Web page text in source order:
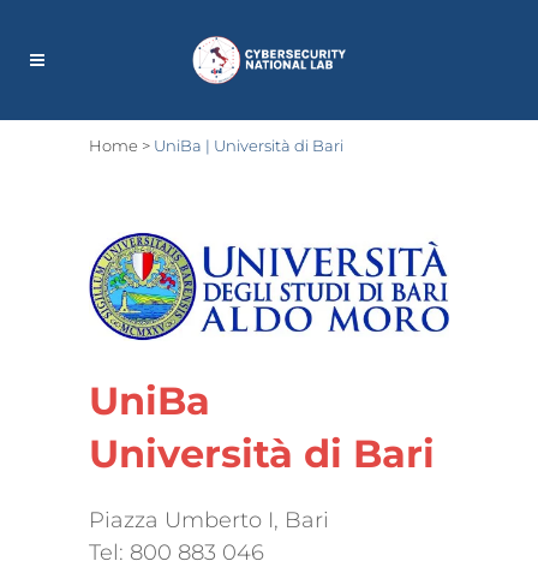
Home > UniBa | Università di Bari
UniBa
Università di Bari
Piazza Umberto I, Bari
Tel: 800 883 046